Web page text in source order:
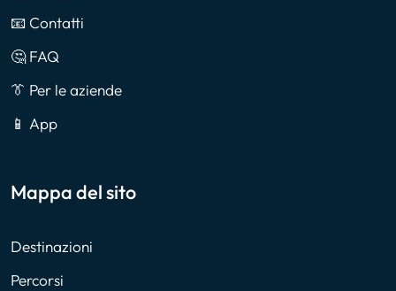
📧 Contatti
🤔 FAQ
👔 Per le aziende
📱 App
Mappa del sito
Destinazioni
Percorsi